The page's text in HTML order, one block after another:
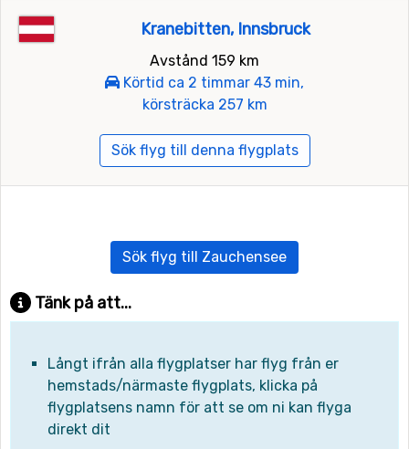
Kranebitten, Innsbruck
Avstånd 159 km
Körtid ca 2 timmar 43 min,
körsträcka 257 km
Sök flyg till denna flygplats
Sök flyg till Zauchensee
Tänk på att...
Långt ifrån alla flygplatser har flyg från er
hemstads/närmaste flygplats, klicka på
flygplatsens namn för att se om ni kan flyga
direkt dit